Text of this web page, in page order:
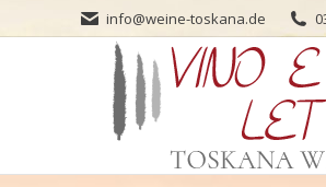
info@weine-toskana.de